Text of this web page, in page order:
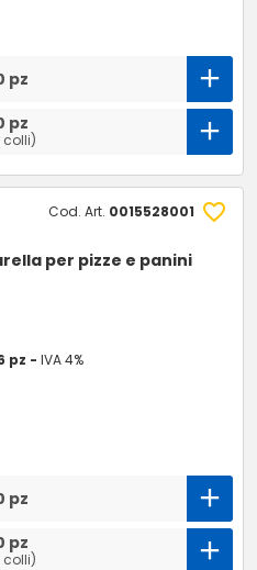
pz
pz
colli)
Cod. Art. 0015528001
per pizze e panini
pz -IVA 4%
pz
pz
colli)